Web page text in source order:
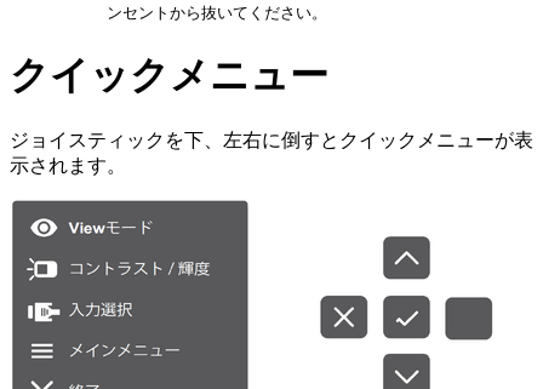
ンセントから抜いてください。
クイックメニュー
ジョイスティックを下、左右に倒すとクイックメニューが表
示されます。